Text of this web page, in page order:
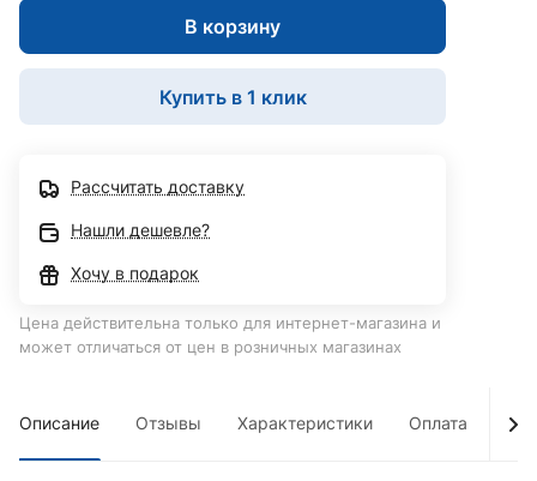
В корзину
Купить в 1 клик
Рассчитать доставку
Нашли дешевле?
Хочу в подарок
Цена действительна только для интернет-магазина и
может отличаться от цен в розничных магазинах
Описание Отзывы Характеристики Оплата